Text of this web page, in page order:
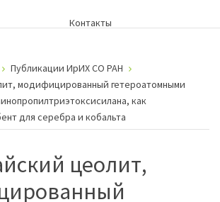
Контакты
Публикации ИрИХ СО РАН
модифицированный гетероатомными
как
для серебра и кобальта
цеолит,